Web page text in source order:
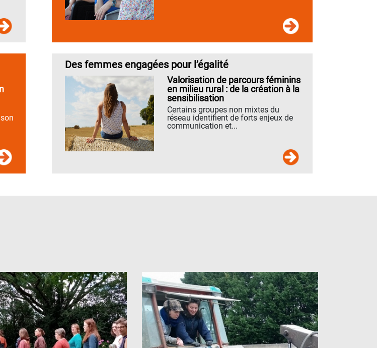
Des femmes engagées pour l’égalité
Valorisation de parcours féminins
en milieu rural : de la création à la
sensibilisation
Certains groupes non mixtes du
réseau identifient de forts enjeux de
communication et...